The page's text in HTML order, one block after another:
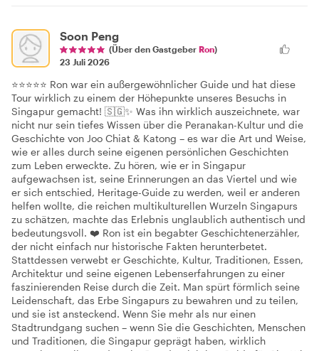
Soon Peng
(Über den Gastgeber Ron)
23 Juli 2026
⭐⭐⭐⭐⭐ Ron war ein außergewöhnlicher Guide und hat diese
Tour wirklich zu einem der Höhepunkte unseres Besuchs in
Singapur gemacht! 🇸🇬✨ Was ihn wirklich auszeichnete, war
nicht nur sein tiefes Wissen über die Peranakan-Kultur und die
Geschichte von Joo Chiat & Katong – es war die Art und Weise,
wie er alles durch seine eigenen persönlichen Geschichten
zum Leben erweckte. Zu hören, wie er in Singapur
aufgewachsen ist, seine Erinnerungen an das Viertel und wie
er sich entschied, Heritage-Guide zu werden, weil er anderen
helfen wollte, die reichen multikulturellen Wurzeln Singapurs
zu schätzen, machte das Erlebnis unglaublich authentisch und
bedeutungsvoll. ❤️ Ron ist ein begabter Geschichtenerzähler,
der nicht einfach nur historische Fakten herunterbetet.
Stattdessen verwebt er Geschichte, Kultur, Traditionen, Essen,
Architektur und seine eigenen Lebenserfahrungen zu einer
faszinierenden Reise durch die Zeit. Man spürt förmlich seine
Leidenschaft, das Erbe Singapurs zu bewahren und zu teilen,
und sie ist ansteckend. Wenn Sie mehr als nur einen
Stadtrundgang suchen – wenn Sie die Geschichten, Menschen
und Traditionen, die Singapur geprägt haben, wirklich